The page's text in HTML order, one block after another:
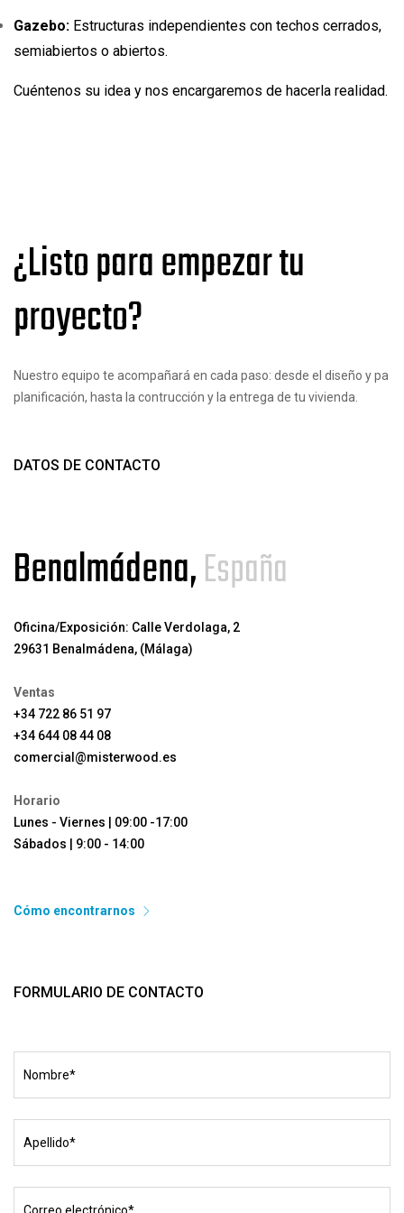
Gazebo: Estructuras independientes con techos cerrados,
semiabiertos o abiertos.
Cuéntenos su idea y nos encargaremos de hacerla realidad.
¿Listo para empezar tu
proyecto?
Nuestro equipo te acompañará en cada paso: desde el diseño y pa
planificación, hasta la contrucción y la entrega de tu vivienda.
DATOS DE CONTACTO
Benalmádena,España
Oficina/Exposición: Calle Verdolaga, 2
29631 Benalmádena, (Málaga)
Ventas
+34 722 86 51 97
+34 644 08 44 08
comercial@misterwood.es
Horario
Lunes - Viernes | 09:00 -17:00
Sábados | 9:00 - 14:00
Cómo encontrarnos
FORMULARIO DE CONTACTO